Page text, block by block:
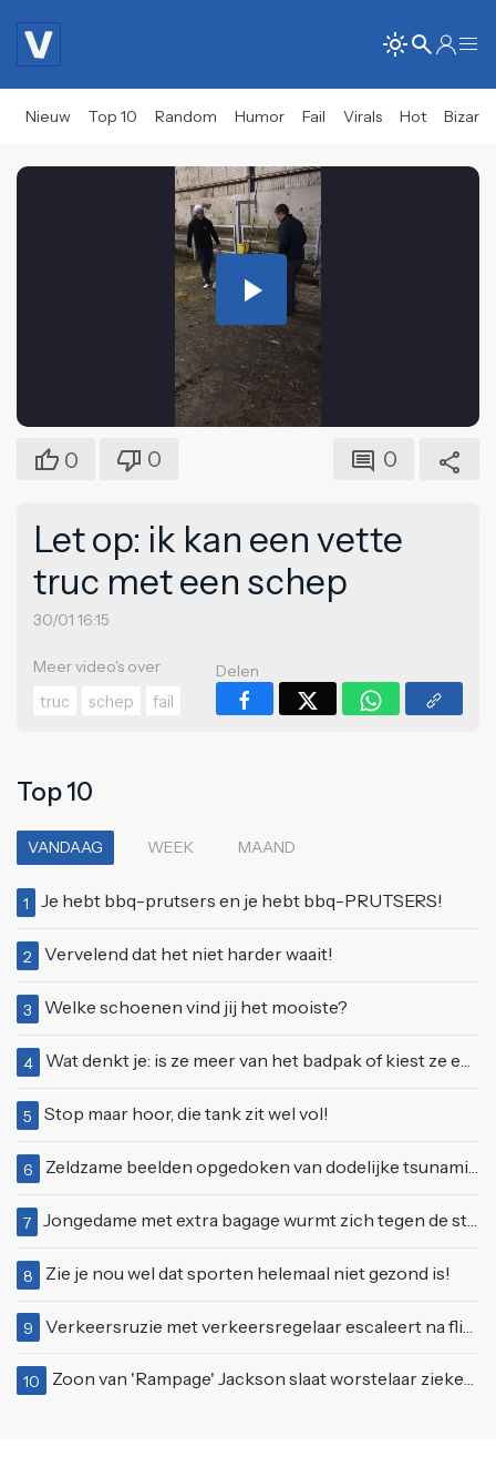
Nieuw Top 10 Random Humor Fail Virals Hot Bizar
Play
Video
0 0 0
Let op: ik kan een vette
truc met een schep
30/01 16:15
Meer video's over
truc
schep fail
Delen
Top 10
VANDAAG WEEK MAAND
1 Je hebt bbq-prutsers en je hebt bbq-PRUTSERS!
2 Vervelend dat het niet harder waait!
3 Welke schoenen vind jij het mooiste?
4 Wat denkt je: is ze meer van het badpak of kiest ze eerder voor een bikini?
5 Stop maar hoor, die tank zit wel vol!
6 Zeldzame beelden opgedoken van dodelijke tsunami uit 2004
7 Jongedame met extra bagage wurmt zich tegen de stroom van de roltrap
8 Zie je nou wel dat sporten helemaal niet gezond is!
9 Verkeersruzie met verkeersregelaar escaleert na flinke klap met pion
10 Zoon van 'Rampage' Jackson slaat worstelaar ziekenhuis in tijdens liveshow in LA